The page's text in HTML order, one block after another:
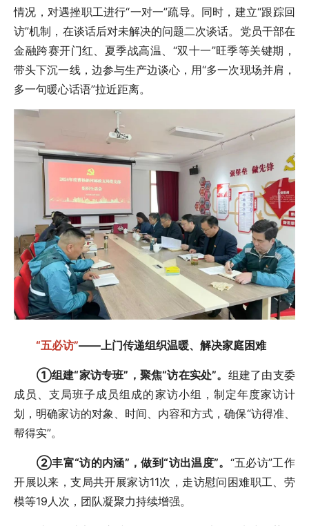
情况，对遇挫职工进行“一对一”疏导。同时，建立“跟踪回
访”机制，在谈话后对未解决的问题二次谈话。党员干部在
金融跨赛开门红、夏季战高温、“双十一”旺季等关键期，
带头下沉一线，边参与生产边谈心，用“多一次现场并肩，
多一句暖心话语”拉近距离。
“五必访”——上门传递组织温暖、解决家庭困难
①组建“家访专班”，聚焦“访在实处”。 组建了由支委
成员、支局班子成员组成的家访小组，制定年度家访计
划，明确家访的对象、时间、内容和方式，确保“访得准、
帮得实”。
②丰富“访的内涵”，做到“访出温度”。 “五必访”工作
开展以来，支局共开展家访11次，走访慰问困难职工、劳
模等19人次，团队凝聚力持续增强。